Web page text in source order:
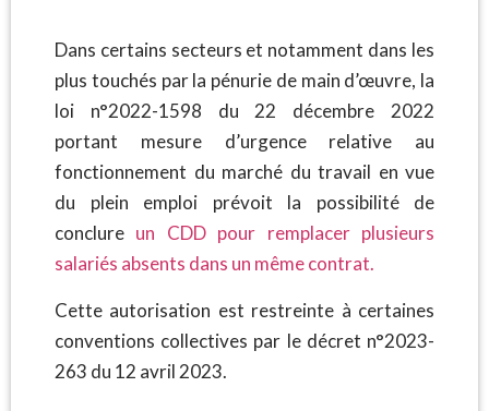
Dans certains secteurs et notamment dans les
plus touchés par la pénurie de main d’œuvre, la
loi n°2022-1598 du 22 décembre 2022
portant mesure d’urgence relative au
fonctionnement du marché du travail en vue
du plein emploi prévoit la possibilité de
conclure un CDD pour remplacer plusieurs
salariés absents dans un même contrat.
Cette autorisation est restreinte à certaines
conventions collectives par le décret n°2023-
263 du 12 avril 2023.